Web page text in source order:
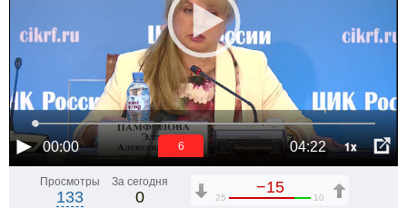
00:00 04:22 1x
6
Просмотры
133
За сегодня
0
−15
25 10